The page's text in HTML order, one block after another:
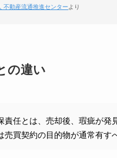
不動産流通推進センター より
の違い
責任とは、売却後、瑕疵が発
売買契約の目的物が通常有す